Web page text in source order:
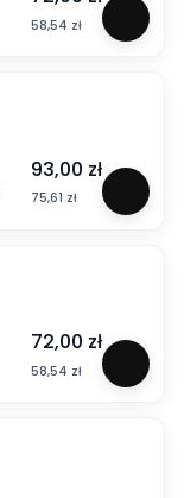
Cena
58,54 zł
Cena
93,00 zł
Cena
75,61 zł
Cena
72,00 zł
Cena
58,54 zł